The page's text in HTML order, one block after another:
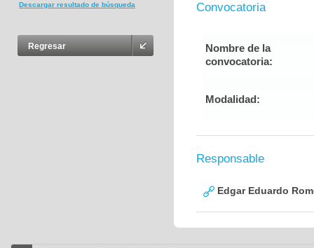
Descargar resultado de búsqueda
Regresar
Convocatoria
Nombre de la
convocatoria:
Modalidad:
Responsable
Edgar Eduardo